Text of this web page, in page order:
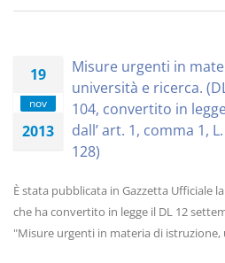
19
nov
2013
Misure urgenti in
università e ricerca.
104, convertito in
dall’ art. 1, comma 1,
128)
È stata pubblicata in Gazzetta Ufficiale
che ha convertito in legge il DL 12
"Misure urgenti in materia di istruzione,